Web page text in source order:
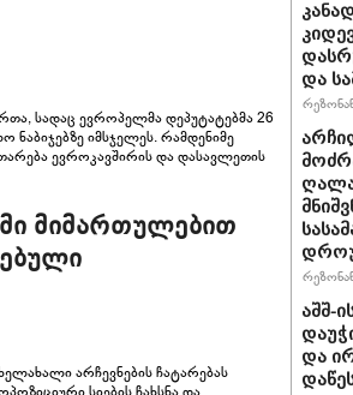
სადაც ევროპელმა დეპუტატებმა 26
ნაბიჯებზე იმსჯელეს. რამდენიმე
ევროკავშირის და დასავლეთის
მიმართულებით
არჩევნების ჩატარებას
და
აშშ-
და